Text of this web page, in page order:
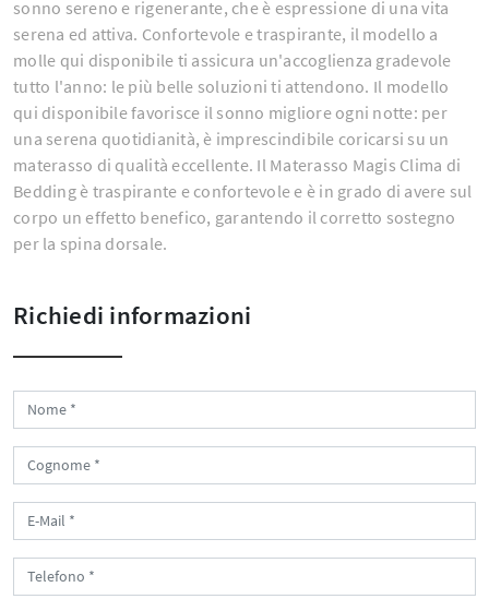
sonno sereno e rigenerante, che è espressione di una vita
serena ed attiva. Confortevole e traspirante, il modello a
molle qui disponibile ti assicura un'accoglienza gradevole
tutto l'anno: le più belle soluzioni ti attendono. Il modello
qui disponibile favorisce il sonno migliore ogni notte: per
una serena quotidianità, è imprescindibile coricarsi su un
materasso di qualità eccellente. Il Materasso Magis Clima di
Bedding è traspirante e confortevole e è in grado di avere sul
corpo un effetto benefico, garantendo il corretto sostegno
per la spina dorsale.
Richiedi informazioni